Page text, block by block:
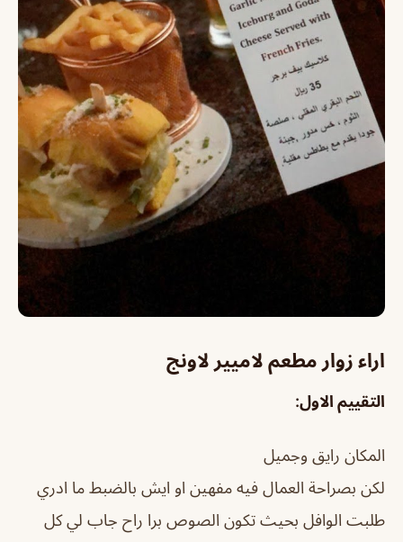
اراء زوار مطعم لاميير لاونج
التقييم الاول:
المكان رايق وجميل
لكن بصراحة العمال فيه مفهين او ايش بالضبط ما ادري
طلبت الوافل بحيث تكون الصوص برا راح جاب لي كل